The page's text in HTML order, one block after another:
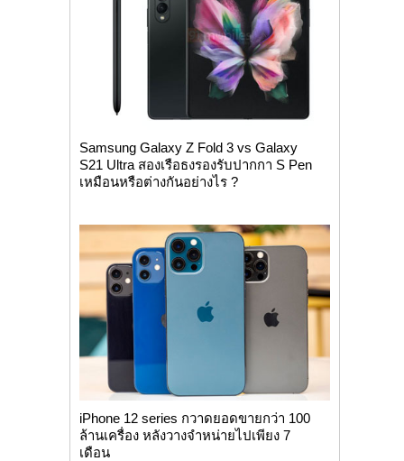
Samsung Galaxy Z Fold 3 vs Galaxy
S21 Ultra สองเรือธงรองรับปากกา S Pen
เหมือนหรือต่างกันอย่างไร ?
iPhone 12 series กวาดยอดขายกว่า 100
ล้านเครื่อง หลังวางจำหน่ายไปเพียง 7
เดือน